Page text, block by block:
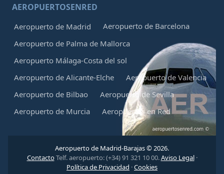
AEROPUERTOSENRED
Aeropuerto de Madrid
Aeropuerto de Barcelona
Aeropuerto de Palma de Mallorca
Aeropuerto Málaga-Costa del sol
Aeropuerto de Alicante-Elche
Aeropuerto de Valencia
Aeropuerto de Bilbao
Aeropuerto de Sevilla
Aeropuerto de Murcia
Aeropuertos en Red
Aeropuerto de Madrid-Barajas © 2026.
ContactoTelf. aeropuerto: (+34) 91 321 10 00.Aviso Legal·
Política de Privacidad ·Cookies